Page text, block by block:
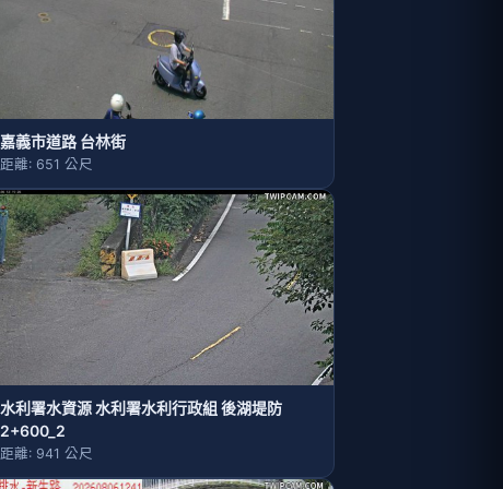
嘉義市道路 台林街
距離: 651 公尺
水利署水資源 水利署水利行政組 後湖堤防
2+600_2
距離: 941 公尺